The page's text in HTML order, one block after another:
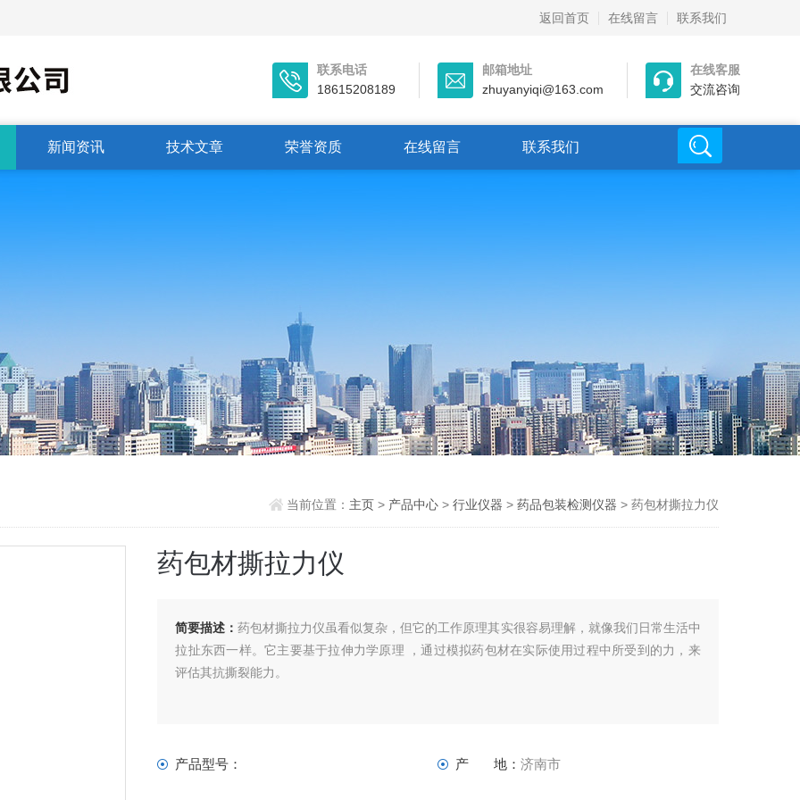
返回首页 在线留言 联系我们
联系电话
18615208189
邮箱地址
zhuyanyiqi@163.com
在线客服
交流咨询
新闻资讯 技术文章 荣誉资质 在线留言 联系我们
当前位置： 主页 > 产品中心> 行业仪器 > 药品包装检测仪器 > 药包材撕拉力仪
药包材撕拉力仪
简要描述：药包材撕拉力仪虽看似复杂，但它的工作原理其实很容易理解，就像我们日常生活中
拉扯东西一样。它主要基于拉伸力学原理 ，通过模拟药包材在实际使用过程中所受到的力，来
评估其抗撕裂能力。
产品型号： 产 地：济南市